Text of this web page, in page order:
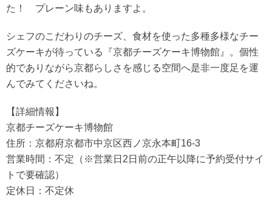
た！ プレーン味もありますよ。
シェフのこだわりのチーズ、食材を使った多種多様なチー
ズケーキが待っている『京都チーズケーキ博物館』。個性
的でありながら京都らしさを感じる空間へ是非一度足を運
んでみてくださいね。
【詳細情報】
京都チーズケーキ博物館
住所：京都府京都市中京区西ノ京永本町16-3
営業時間：不定（※営業日2日前の正午以降に予約受付サイ
トで要確認）
定休日：不定休